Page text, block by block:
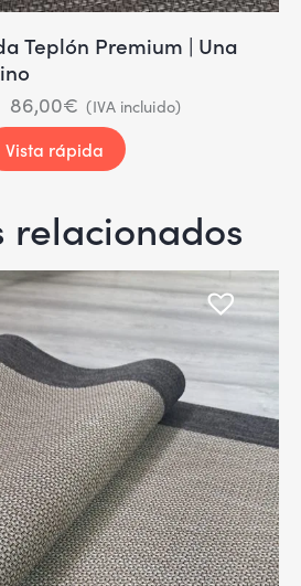
Teplón Premium | Una
86,00€ (IVA incluido)
Vista rápida
relacionados